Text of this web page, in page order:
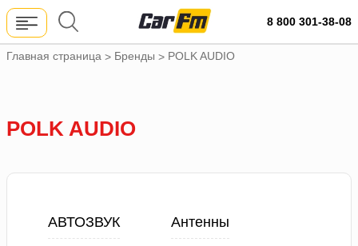
8 800 301-38-08
Главная страница > Бренды > POLK AUDIO
POLK AUDIO
АВТОЗВУК Антенны